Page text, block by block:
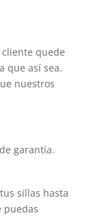
quede
que así sea.
nuestros
garantía.
sillas hasta
puedas